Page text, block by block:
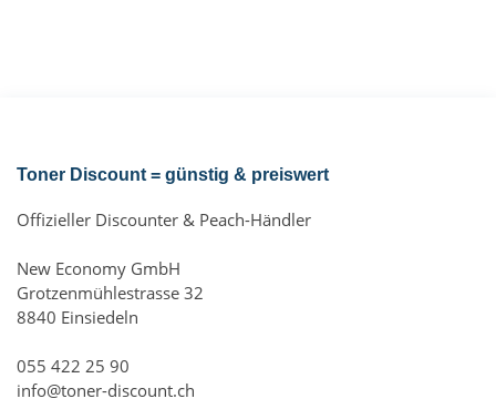
Toner Discount = günstig & preiswert
Offizieller Discounter & Peach-Händler
New Economy GmbH
Grotzenmühlestrasse 32
8840 Einsiedeln
055 422 25 90
info@toner-discount.ch